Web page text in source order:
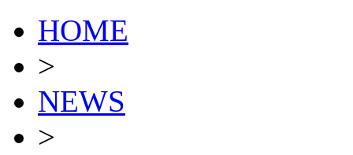
HOME
>
NEWS
>